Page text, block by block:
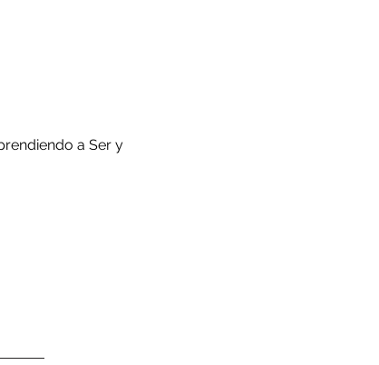
a Ser y